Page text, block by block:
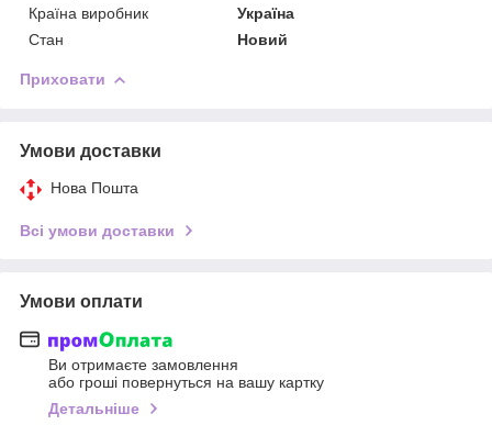
Країна виробник
Україна
Стан
Новий
Приховати
Умови доставки
Нова Пошта
Всі умови доставки
Умови оплати
Ви отримаєте замовлення
або гроші повернуться на вашу картку
Детальніше